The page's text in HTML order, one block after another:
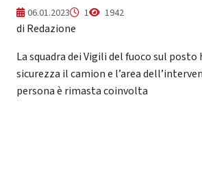
06.01.2023 1 1942
di Redazione
La squadra dei Vigili del fuoco sul posto
sicurezza il camion e l’area
persona è rimasta coinvolta